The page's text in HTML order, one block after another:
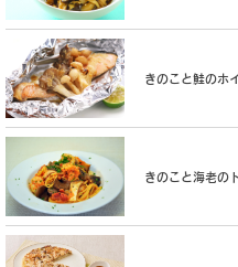
きのこと鮭のホ
きのこと海老の